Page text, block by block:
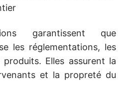
garantissent que
les réglementations, les
Elles assurent la
et la propreté du